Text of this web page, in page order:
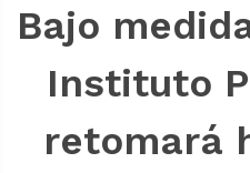
Bajo
Instituto
retomará